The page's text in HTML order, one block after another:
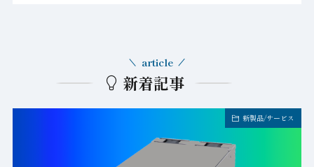
新着記事
article
新製品/サービス